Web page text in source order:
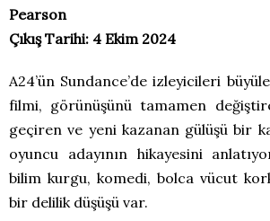
Pearson
Çıkış Tarihi: 4 Ekim 2024
A24’ün Sundance’de izleyicileri
filmi, görünüşünü tamamen
geçiren ve yeni kazanan gülüşü bir
oyuncu adayının hikayesini
bilim kurgu, komedi, bolca vücut
bir delilik düşüşü var.